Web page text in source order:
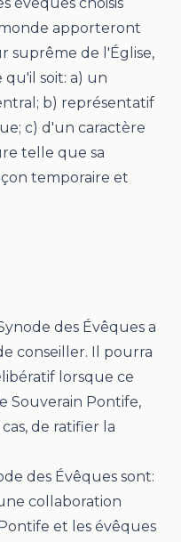
apporteront
suprême de l'Église,
soit: a) un
b) représentatif
c) d'un caractère
telle que sa
temporaire et
des Évêques a
conseiller. Il pourra
lorsque ce
Souverain Pontife,
de ratifier la
des Évêques sont:
collaboration
et les évêques